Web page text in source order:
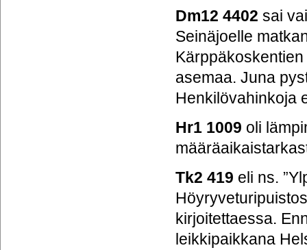
Dm12 4402 sai
Seinäjoelle
asemaa. Juna
Henkilövahinkoja
Hr1 1009 oli
Tk2 419 eli ns.
kirjoitettaessa.
leikkipaikkana